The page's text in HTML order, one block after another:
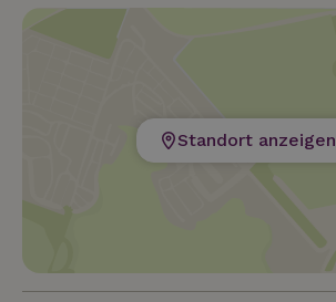
Standort anzeigen